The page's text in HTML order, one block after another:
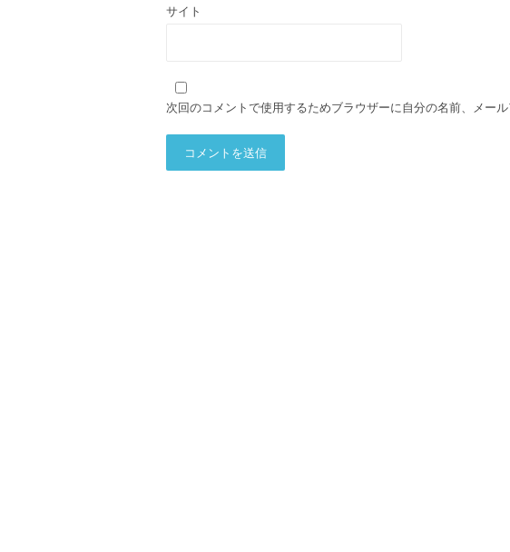
サイト
次回のコメントで使用するためブラウザーに自分の名前、メール